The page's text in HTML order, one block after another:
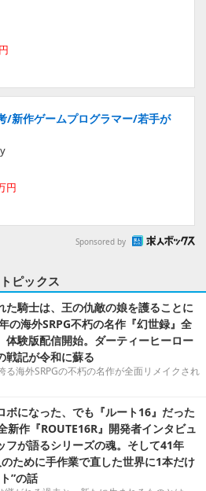
/新作ゲームプログラマー/若手が
円
Sponsored by
トピックス
た騎士は、王の仇敵の娘を護ることに
の海外SRPG不朽の名作『幻世録』全
体験版配信開始。ダーティーヒーロー
戦記が令和に蘇る
る海外SRPGの不朽の名作が全面リメイクされ
ボになった、でも『ルート16』だった
作『ROUTE16R』開発者インタビュ
フが語るシリーズの魂。そして41年
ために手作業で直した世界に1本だけ
”の話